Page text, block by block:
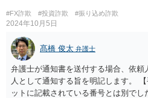
請求権である場合に限られます。 申
すことが必要ですので、具体的には弁
調べになると良いと思います。
#FX詐欺 #投資詐欺 #振り込め詐欺
2024年10月5日
髙橋 俊太 弁護士
弁護士が通知書を送付する場合、依頼
人として通知する旨を明記します。
ットに記載されている番号とは別で